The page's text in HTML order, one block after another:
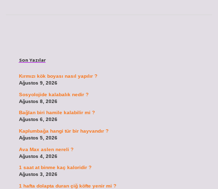
Son Yazılar
Kırmızı kök boyası nasıl yapılır ?
Ağustos 9, 2026
Sosyolojide kalabalık nedir ?
Ağustos 8, 2026
Bağlan biri hamile kalabilir mi ?
Ağustos 6, 2026
Kaplumbağa hangi tür bir hayvandır ?
Ağustos 5, 2026
Ava Max aslen nereli ?
Ağustos 4, 2026
1 saat at binme kaç kaloridir ?
Ağustos 3, 2026
1 hafta dolapta duran çiğ köfte yenir mi ?